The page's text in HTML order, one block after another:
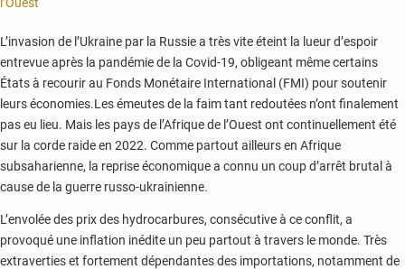
Cédéao
L’invasion de l’Ukraine par la Russie a très vite éteint la lueur d’espoir
entrevue après la pandémie de la Covid-19, obligeant même certains
États à recourir au Fonds Monétaire International (FMI) pour soutenir
leurs économies.Les émeutes de la faim tant redoutées n’ont finalement
pas eu lieu. Mais les pays de l’Afrique de l’Ouest ont continuellement été
sur la corde raide en 2022. Comme partout ailleurs en Afrique
subsaharienne, la reprise économique a connu un coup d’arrêt brutal à
cause de la guerre russo-ukrainienne.
L’envolée des prix des hydrocarbures, consécutive à ce conflit, a
provoqué une inflation inédite un peu partout à travers le monde. Très
extraverties et fortement dépendantes des importations, notamment de